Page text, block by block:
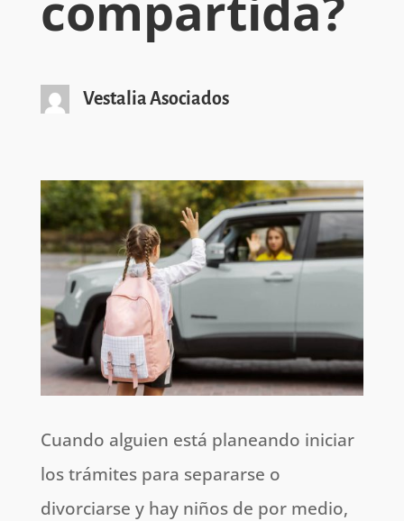
Vestalia Asociados
Cuando alguien está planeando iniciar
los trámites para separarse o
divorciarse y hay niños de por medio,